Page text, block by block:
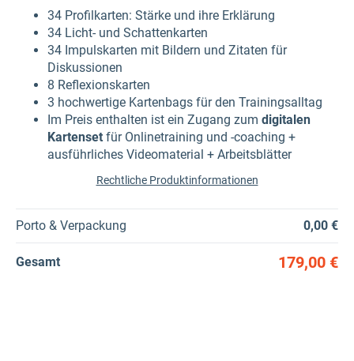
34 Profilkarten: Stärke und ihre Erklärung
34 Licht- und Schattenkarten
34 Impulskarten mit Bildern und Zitaten für
Diskussionen
8 Reflexionskarten
3 hochwertige Kartenbags für den Trainingsalltag
Im Preis enthalten ist ein Zugang zum digitalen
Kartenset für Onlinetraining und -coaching +
ausführliches Videomaterial + Arbeitsblätter
Rechtliche Produktinformationen
Porto & Verpackung 0,00 €
Gesamt 179,00 €